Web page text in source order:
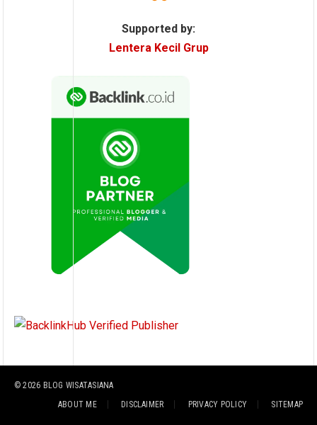
Supported by:
Lentera Kecil Grup
© 2026 BLOG WISATASIANA
ABOUT ME
DISCLAIMER PRIVACY POLICY SITEMAP